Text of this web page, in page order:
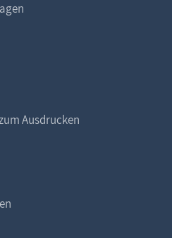
Ausdrucken